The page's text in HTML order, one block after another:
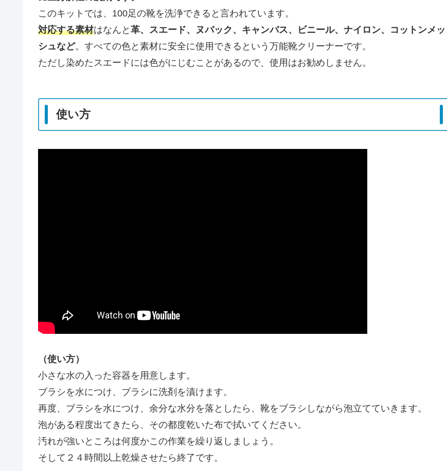
このキットでは、100足の靴を洗浄できると言われています。
対応する素材はなんと 革、スエード、ヌバック、キャンバス、ビニール、ナイロン、コットンメッ
シュなど。すべての色と素材に安全に使用できるという万能靴クリーナーです。
ただし染めたスエードには色がにじむことがあるので、使用はお勧めしません。
使い方
（使い方）
小さな水の入った容器を用意します。
ブラシを水につけ、ブラシに洗剤を漬けます。
再度、ブラシを水につけ、余分な水分を落としたら、靴をブラシしながら泡立てていきます。
泡がある程度出てきたら、その都度乾いた布で拭いてください。
汚れが強いところは何度かこの作業を繰り返しましょう。
そして２４時間以上乾燥させたら終了です。